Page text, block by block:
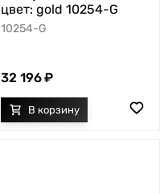
цвет: gold 10254-G
10254-G
32 196